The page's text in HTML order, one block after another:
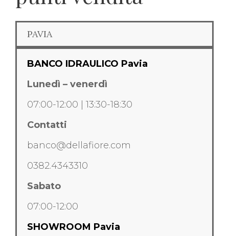
PAVIA
BANCO IDRAULICO Pavia
Lunedì – venerdì
07:00-12:00 | 13:30-18:30
Contatti
banco@dellafiore.com
0382.4343310
Sabato
07:00-12:00
SHOWROOM Pavia